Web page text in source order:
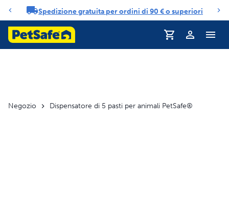
Carosello di notificheSpedizione gratuita per ordini di 90 € o superiori
Profilo
Negozio Dispensatore di 5 pasti per animali PetSafe®